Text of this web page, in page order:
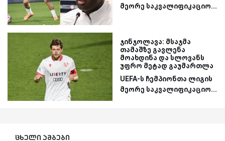
მეორე საკვალიფიკაციო...
ჯინჯოლავა: მსაჯმა
თამაშზე გავლენა
მოახდინა და სლოვანს
უფრო მეტად გაუმართლა
UEFA-ს ჩემპიონთა ლიგის
მეორე საკვალიფიკაციო...
ცხელი ამბები